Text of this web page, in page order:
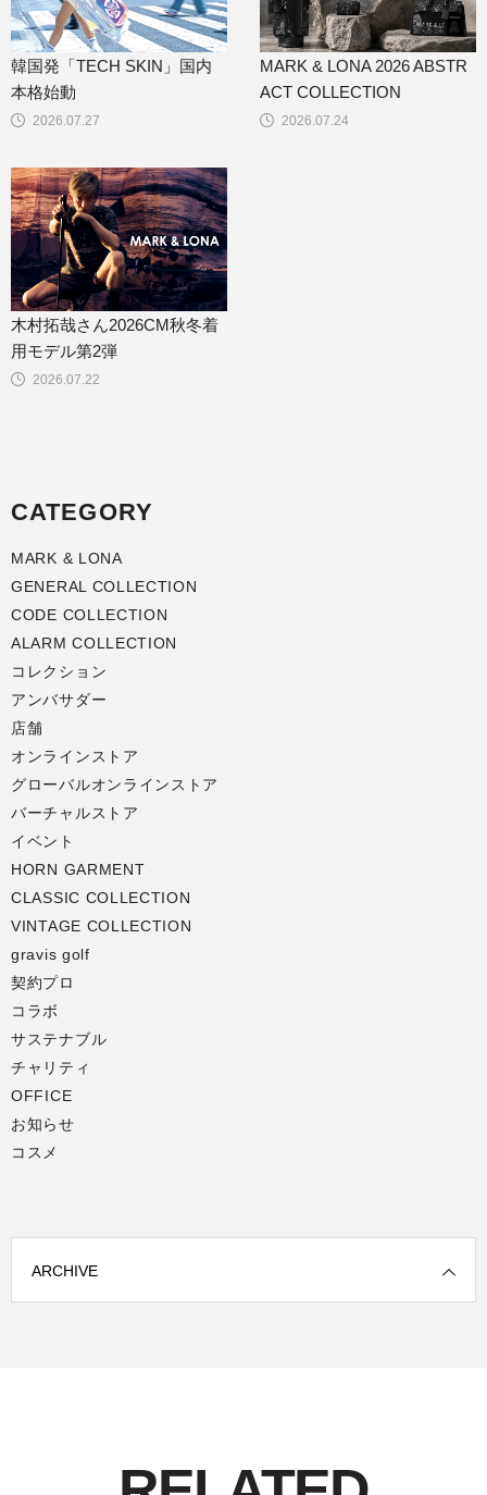
2026.07.27
韓国発「TECH SKIN」国内
本格始動
2026.07.24
MARK & LONA 2026 ABSTR
ACT COLLECTION
2026.07.22
木村拓哉さん2026CM秋冬着
用モデル第2弾
CATEGORY
MARK & LONA
GENERAL COLLECTION
CODE COLLECTION
ALARM COLLECTION
コレクション
アンバサダー
店舗
オンラインストア
グローバルオンラインストア
バーチャルストア
イベント
HORN GARMENT
CLASSIC COLLECTION
VINTAGE COLLECTION
gravis golf
契約プロ
コラボ
サステナブル
チャリティ
OFFICE
お知らせ
コスメ
ARCHIVE